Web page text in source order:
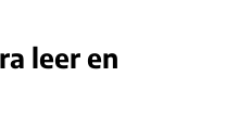
leer en